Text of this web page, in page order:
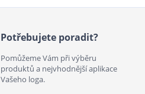
Potřebujete poradit?
Pomůžeme Vám při výběru
produktů a nejvhodnější aplikace
Vašeho loga.